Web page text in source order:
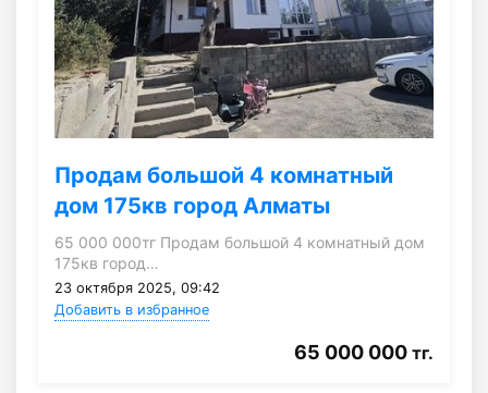
Продам большой 4 комнатный
дом 175кв город Алматы
65 000 000тг Продам большой 4 комнатный дом
175кв город…
23 октября 2025, 09:42
Добавить в избранное
65 000 000 тг.